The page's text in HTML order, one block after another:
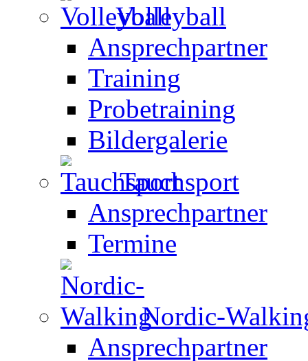
Volleyball
Ansprechpartner
Training
Probetraining
Bildergalerie
Tauchsport
Ansprechpartner
Termine
Nordic-
Ansprechpartner